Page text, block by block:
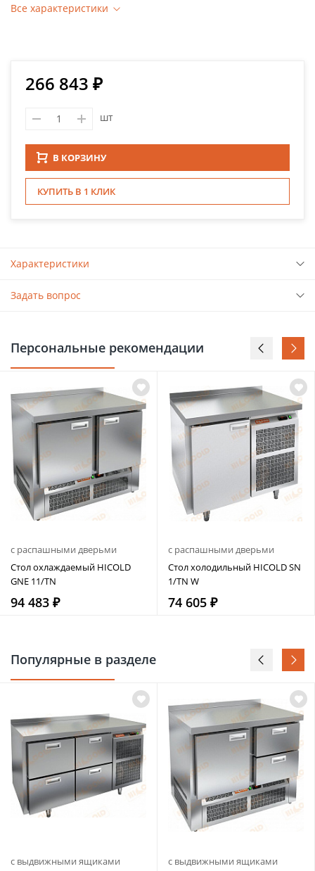
Все характеристики
266 843 ₽
шт
В КОРЗИНУ
КУПИТЬ В 1 КЛИК
Характеристики
Задать вопрос
Персональные рекомендации
с распашными дверьми
Стол охлаждаемый HICOLD
GNE 11/TN
94 483 ₽
с распашными дверьми
Стол холодильный HICOLD SN
1/TN W
74 605 ₽
Популярные в разделе
с выдвижными ящиками
с выдвижными ящиками